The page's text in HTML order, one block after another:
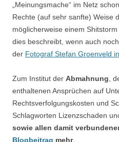
„Meinungsmache“ im Netz
Rechte (auf sehr sanfte) Weise
möglicherweise einem
dies beschreibt, wenn auch
der Fotograf Stefan Groenveld
Zum Institut der Abmahnung ,
enthaltenen Ansprüchen auf
Rechtsverfolgungskosten und
Schlagworten Lizenzschaden
sowie allen damit
Blogbeitrag mehr.